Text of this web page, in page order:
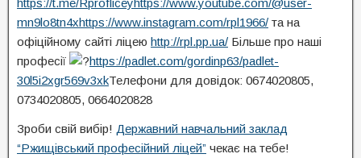
mn9lo8tn4xhttps://www.instagram.com/rpl1966/ та на
офіційному сайті ліцею http://rpl.pp.ua/ Більше про наші
професії
https://padlet.com/gordinp63/padlet-
30l5i2xgr569v3xkТелефони для довідок: 0674020805,
0734020805, 0664020828
Зроби свій вибір! Державний навчальний заклад
“Ржищівський професійний ліцей” чекає на тебе!